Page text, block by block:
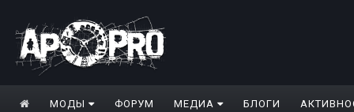
МОДЫ ФОРУМ МЕДИА БЛОГИ